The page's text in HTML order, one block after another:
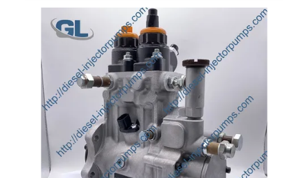
DATENSCHUTZRICHTLINIE